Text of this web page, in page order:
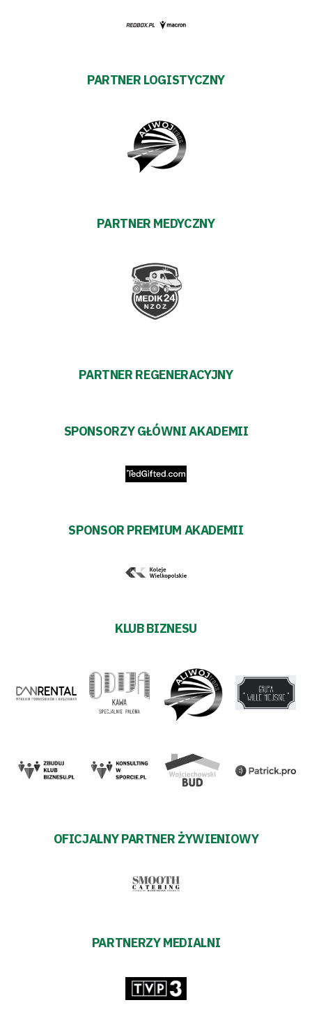
PARTNER LOGISTYCZNY
PARTNER MEDYCZNY
PARTNER REGENERACYJNY
SPONSORZY GŁÓWNI AKADEMII
SPONSOR PREMIUM AKADEMII
KLUB BIZNESU
OFICJALNY PARTNER ŻYWIENIOWY
PARTNERZY MEDIALNI